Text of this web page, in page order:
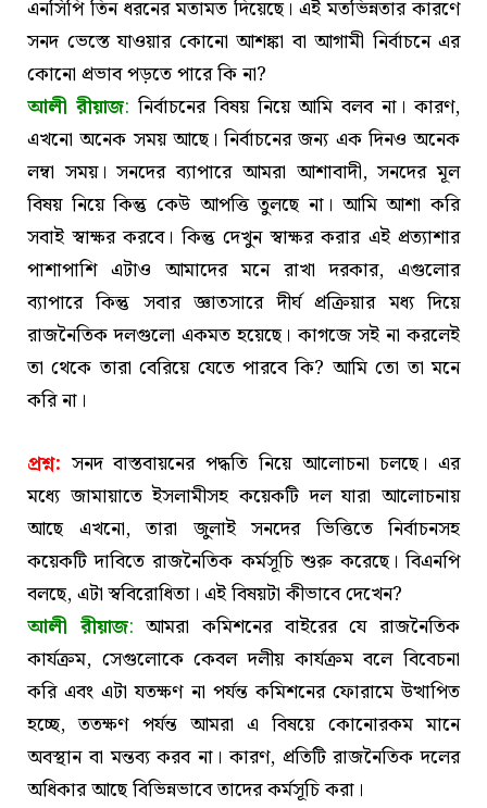
এনসিপি তিন ধরনের মতামত দিয়েছে। এই মতভিন্নতার কারণে
সনদ ভেস্তে যাওয়ার কোনো আশঙ্কা বা আগামী নির্বাচনে এর
কোনো প্রভাব পড়তে পারে কি না?
আলী রীয়াজ: নির্বাচনের বিষয় নিয়ে আমি বলব না। কারণ,
এখনো অনেক সময় আছে। নির্বাচনের জন্য এক দিনও অনেক
লম্বা সময়। সনদের ব্যাপারে আমরা আশাবাদী, সনদের মূল
বিষয় নিয়ে কিন্তু কেউ আপত্তি তুলছে না। আমি আশা করি
সবাই স্বাক্ষর করবে। কিন্তু দেখুন স্বাক্ষর করার এই প্রত্যাশার
পাশাপাশি এটাও আমাদের মনে রাখা দরকার, এগুলোর
ব্যাপারে কিন্তু সবার জ্ঞাতসারে দীর্ঘ প্রক্রিয়ার মধ্য দিয়ে
রাজনৈতিক দলগুলো একমত হয়েছে। কাগজে সই না করলেই
তা থেকে তারা বেরিয়ে যেতে পারবে কি? আমি তো তা মনে
করি না।
প্রশ্ন:সনদ বাস্তবায়নের পদ্ধতি নিয়ে আলোচনা চলছে। এর
মধ্যে জামায়াতে ইসলামীসহ কয়েকটি দল যারা আলোচনায়
আছে এখনো, তারা জুলাই সনদের ভিত্তিতে নির্বাচনসহ
কয়েকটি দাবিতে রাজনৈতিক কর্মসূচি শুরু করেছে। বিএনপি
বলছে, এটা স্ববিরোধিতা। এই বিষয়টা কীভাবে দেখেন?
আলী রীয়াজ: আমরা কমিশনের বাইরের যে রাজনৈতিক
কার্যক্রম, সেগুলোকে কেবল দলীয় কার্যক্রম বলে বিবেচনা
করি এবং এটা যতক্ষণ না পর্যন্ত কমিশনের ফোরামে উত্থাপিত
হচ্ছে, ততক্ষণ পর্যন্ত আমরা এ বিষয়ে কোনোরকম মানে
অবস্থান বা মন্তব্য করব না। কারণ, প্রতিটি রাজনৈতিক দলের
অধিকার আছে বিভিন্নভাবে তাদের কর্মসূচি করা।